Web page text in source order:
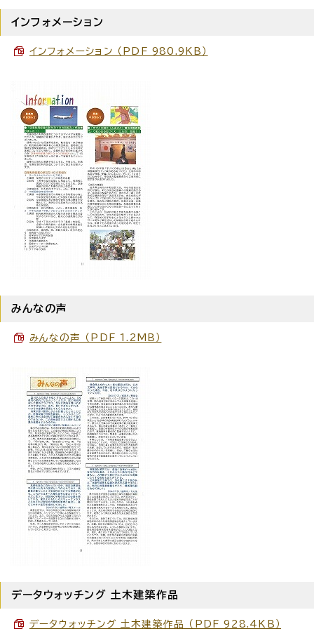
インフォメーション
インフォメーション （PDF 980.9KB）
みんなの声
みんなの声 （PDF 1.2MB）
データウォッチング 土木建築作品
データウォッチング 土木建築作品 （PDF 928.4KB）